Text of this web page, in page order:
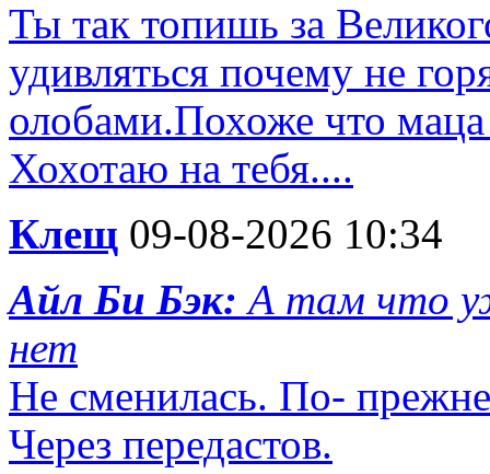
Ты так топишь за
удивляться почему не
олобами.Похоже что маца
Хохотаю на тебя....
Клещ 09-08-2026 10:34
Айл Би Бэк:А там что
нет
Не сменилась. По-
Через передастов.